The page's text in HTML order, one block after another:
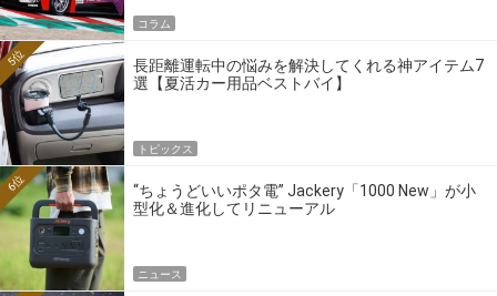
コラム
長距離運転中の悩みを解決してくれる神アイテム7
選【夏活カー用品ベストバイ】
5位
トピックス
“ちょうどいいポタ電” Jackery「1000 New」が小
型化＆進化してリニューアル
6位
ニュース